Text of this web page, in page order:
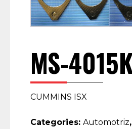
MS-
CUMMINS ISX
Categories: Automotriz,